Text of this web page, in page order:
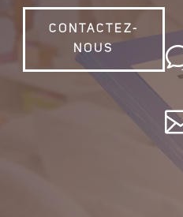
CONTACTEZ-
NOUS